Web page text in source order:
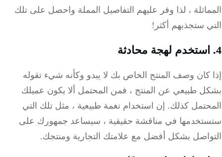
، لذا وفر عليهم التفاصيل المملة واحصل على تلك
ستجذبهم أكثر!
كان وصف المنتج الخاص بك لا يبدو وكأنه شيء تقوله
طبيعي عن المنتج ، فمن المحتمل ألا يكون عميلك
كذلك. إن استخدام نغمة طبيعية ، مثل تلك التي
في مناقشة حقيقية ، سيساعد جمهورك على
بشكل أفضل مع علامتك التجارية ومنتجك.